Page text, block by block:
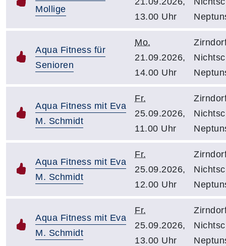
Mollige
13.00 Uhr
Aqua Fitness für
Senioren
Mo.
21.09.2026,
14.00 Uhr
Aqua Fitness mit Eva
M. Schmidt
Fr.
25.09.2026,
11.00 Uhr
Aqua Fitness mit Eva
M. Schmidt
Fr.
25.09.2026,
12.00 Uhr
Aqua Fitness mit Eva
M. Schmidt
Fr.
25.09.2026,
13.00 Uhr